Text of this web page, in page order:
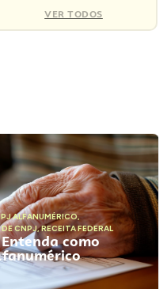
VER TODOS
ALFANUMÉRICO,
CNPJ,RECEITA FEDERAL
como